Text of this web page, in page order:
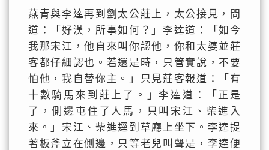
燕青與李逵再到劉太公莊上，太公接見，問
道：「好漢，所事如何？」李逵道：「如今
我那宋江，他自來叫你認他，你和太婆並莊
客都仔細認也。若還是時，只管實說，不要
怕他，我自替你主。」只見莊客報道：「有
十數騎馬來到莊上了。」李逵道：「正是
了，側邊屯住了人馬，只叫宋江、柴進入
來。」宋江、柴進逕到草廳上坐下。李逵提
著板斧立在側邊，只等老兒叫聲是，李逵便